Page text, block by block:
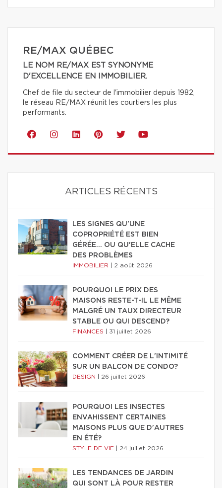
RE/MAX QUÉBEC
LE NOM RE/MAX EST SYNONYME
D'EXCELLENCE EN IMMOBILIER.
Chef de file du secteur de l'immobilier depuis 1982,
le réseau RE/MAX réunit les courtiers les plus
performants.
ARTICLES RÉCENTS
LES SIGNES QU'UNE
COPROPRIÉTÉ EST BIEN
GÉRÉE… OU QU'ELLE CACHE
DES PROBLÈMES
IMMOBILIER 2 août 2026
POURQUOI LE PRIX DES
MAISONS RESTE-T-IL LE MÊME
MALGRÉ UN TAUX DIRECTEUR
STABLE OU QUI DESCEND?
FINANCES 31 juillet 2026
COMMENT CRÉER DE L'INTIMITÉ
SUR UN BALCON DE CONDO?
DESIGN 26 juillet 2026
POURQUOI LES INSECTES
ENVAHISSENT CERTAINES
MAISONS PLUS QUE D'AUTRES
EN ÉTÉ?
STYLE DE VIE 24 juillet 2026
LES TENDANCES DE JARDIN
QUI SONT LÀ POUR RESTER